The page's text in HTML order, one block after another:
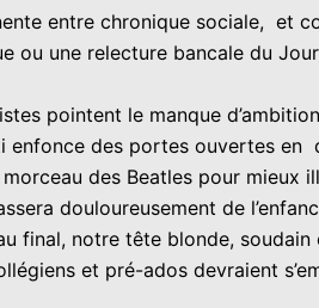
entre chronique sociale, et
une relecture bancale du
pointent le manque
des portes ouvertes en
des Beatles pour mieux
douloureusement de
final, notre tête blonde,
et pré-ados devraient